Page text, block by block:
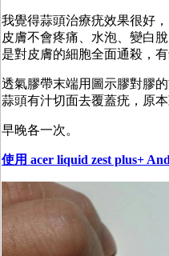
我覺得蒜頭治療疣效果很好
皮膚不會疼痛、水泡、變白
是對皮膚的細胞全面通殺，有
透氣膠帶末端用圖示膠對膠
蒜頭有汁切面去覆蓋疣，原本
早晚各一次。
使用 acer liquid zest plus+